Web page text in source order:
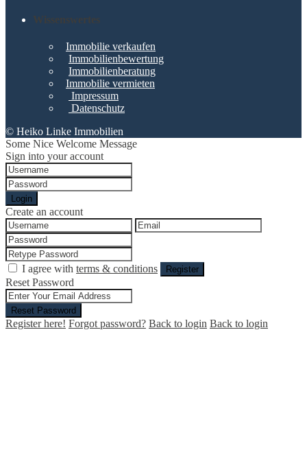
Wissenswertes
Immobilie verkaufen
Immobilienbewertung
Immobilienberatung
Immobilie vermieten
Impressum
Datenschutz
© Heiko Linke Immobilien
Some Nice Welcome Message
Sign into your account
Login
Create an account
I agree with terms & conditions Register
Reset Password
Reset Password
Register here! Forgot password? Back to login Back to login